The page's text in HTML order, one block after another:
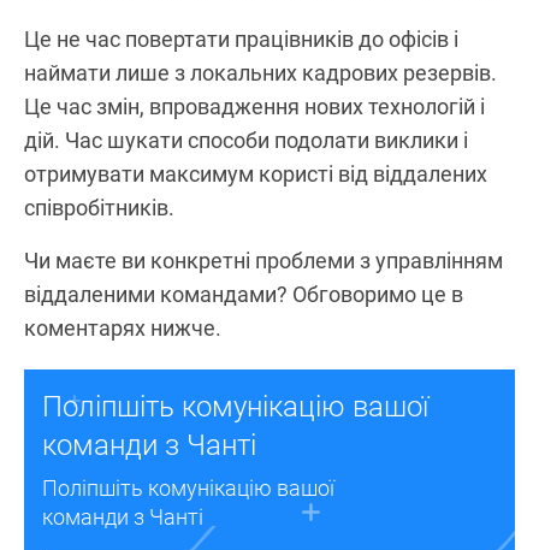
Це не час повертати працівників до офісів і
наймати лише з локальних кадрових резервів.
Це час змін, впровадження нових технологій і
дій. Час шукати способи подолати виклики і
отримувати максимум користі від віддалених
співробітників.
Чи маєте ви конкретні проблеми з управлінням
віддаленими командами? Обговоримо це в
коментарях нижче.
Поліпшіть комунікацію вашої
команди з Чанті
Поліпшіть комунікацію вашої
команди з Чанті